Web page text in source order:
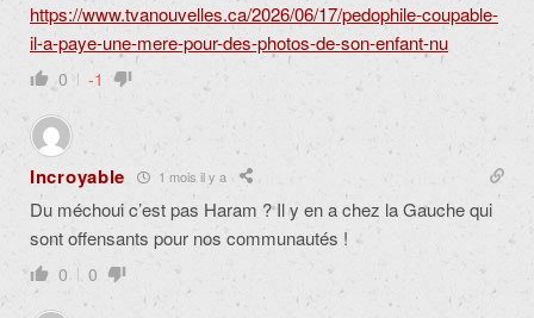
https://www.tvanouvelles.ca/2026/06/17/pedophile-coupable-
il-a-paye-une-mere-pour-des-photos-de-son-enfant-nu
0 -1
Incroyable 1 mois il y a
Du méchoui c’est pas Haram ? Il y en a chez la Gauche qui
sont offensants pour nos communautés !
0 0